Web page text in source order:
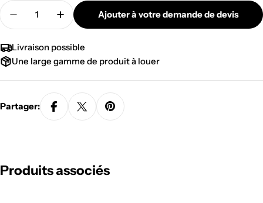
Quantité
Diminuer la quantité pour CANON 5D MARK IV
Augmenter la quantité pour CANON 5D
Ajouter à votre demande de devis
Livraison possible
Une large gamme de produit à louer
Partager:
Produits associés